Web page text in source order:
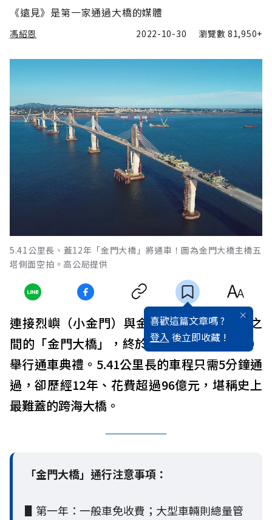
《遠見》是第一家通過大橋的媒體
馮紹恩 2022-10-30 瀏覽數81,950+
5.41公里長、蓋12年「金門大橋」將通車！圖為金門大橋主橋五
塔側面空拍。高公局提供
喜歡這篇文章嗎 ?
登入 後立即收藏 !
連接烈嶼（小金門）與金門本島（大金門）之
間的「金門大橋」，終於在本週日（10／30）
舉行通車典禮。5.41公里長的車程只需5分鐘通
過，卻歷經12年、花費超過96億元，堪稱史上
最難蓋的跨海大橋。
「金門大橋」通行注意事項：
▋第一年：一般車免收費；大型車輛則總量管